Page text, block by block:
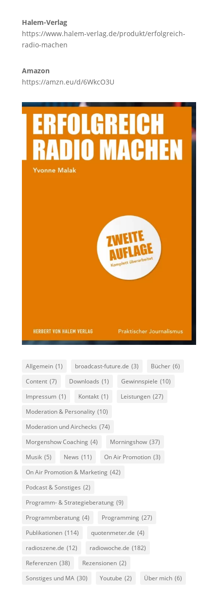
Halem-Verlag
https://www.halem-verlag.de/produkt/erfolgreich-
radio-machen
Amazon
https://amzn.eu/d/6WkcO3U
Allgemein (1) broadcast-future.de (3) Bücher (6)
Content (7) Downloads (1) Gewinnspiele (10)
Impressum (1) Kontakt (1) Leistungen (27)
Moderation & Personality (10)
Moderation und Airchecks (74)
Morgenshow Coaching (4) Morningshow (37)
Musik (5) News (11) On Air Promotion (3)
On Air Promotion & Marketing (42)
Podcast & Sonstiges (2)
Programm- & Strategieberatung (9)
Programmberatung (4) Programming (27)
Publikationen (114) quotenmeter.de (4)
radioszene.de (12) radiowoche.de (182)
Referenzen (38) Rezensionen (2)
Sonstiges und MA (30) Youtube (2) Über mich (6)